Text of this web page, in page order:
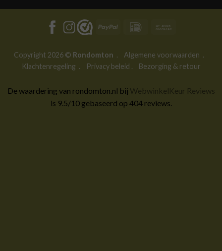
PayPal IDeal
Copyright 2026 © Rondomton . Algemene voorwaarden .
Klachtenregeling . Privacy beleid . Bezorging & retour
De waardering van rondomton.nl bij WebwinkelKeur Reviews
is 9.5/10 gebaseerd op 404 reviews.